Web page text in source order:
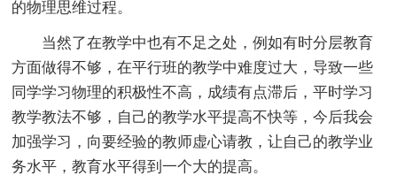
的物理思维过程。
当然了在教学中也有不足之处，例如有时分层教育
方面做得不够，在平行班的教学中难度过大，导致一些
同学学习物理的积极性不高，成绩有点滞后，平时学习
教学教法不够，自己的教学水平提高不快等，今后我会
加强学习，向要经验的教师虚心请教，让自己的教学业
务水平，教育水平得到一个大的提高。